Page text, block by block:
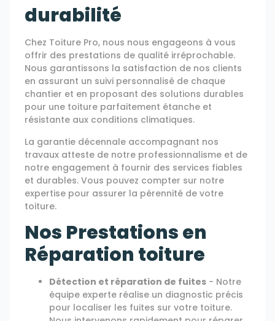
durabilité
Chez Toiture Pro, nous nous engageons à vous
offrir des prestations de qualité irréprochable.
Nous garantissons la satisfaction de nos clients
en assurant un suivi personnalisé de chaque
chantier et en proposant des solutions durables
pour une toiture parfaitement étanche et
résistante aux conditions climatiques.
La garantie décennale accompagnant nos
travaux atteste de notre professionnalisme et de
notre engagement à fournir des services fiables
et durables. Vous pouvez compter sur notre
expertise pour assurer la pérennité de votre
toiture.
Nos Prestations en
Réparation toiture
Détection et réparation de fuites - Notre
équipe experte réalise un diagnostic précis
pour localiser les fuites sur votre toiture.